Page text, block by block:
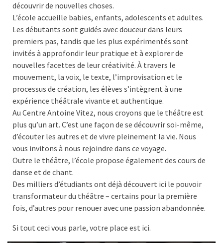
découvrir de nouvelles choses.
L’école accueille babies, enfants, adolescents et adultes.
Les débutants sont guidés avec douceur dans leurs
premiers pas, tandis que les plus expérimentés sont
invités à approfondir leur pratique et à explorer de
nouvelles facettes de leur créativité. À travers le
mouvement, la voix, le texte, l’improvisation et le
processus de création, les élèves s’intègrent à une
expérience théâtrale vivante et authentique.
Au Centre Antoine Vitez, nous croyons que le théâtre est
plus qu’un art. C’est une façon de se découvrir soi-même,
d’écouter les autres et de vivre pleinement la vie. Nous
vous invitons à nous rejoindre dans ce voyage.
Outre le théâtre, l’école propose également des cours de
danse et de chant.
Des milliers d’étudiants ont déjà découvert ici le pouvoir
transformateur du théâtre – certains pour la première
fois, d’autres pour renouer avec une passion abandonnée.
Si tout ceci vous parle, votre place est ici.